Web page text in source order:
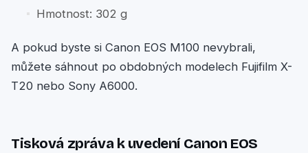
Hmotnost: 302 g
A pokud byste si Canon EOS M100 nevybrali,
můžete sáhnout po obdobných modelech Fujifilm X-
T20 nebo Sony A6000.
Tisková zpráva k uvedení Canon EOS